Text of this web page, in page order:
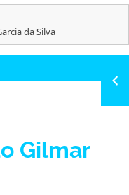
da Silva
Gilmar